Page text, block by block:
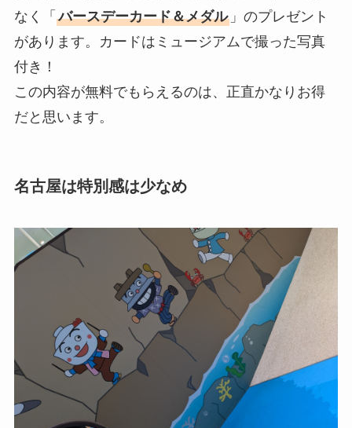
なく「 バースデーカード＆メダル」のプレゼント
があります。カードはミュージアムで撮った写真
付き！
この内容が無料でもらえるのは、正直かなりお得
だと思います。
名古屋は特別感は少なめ